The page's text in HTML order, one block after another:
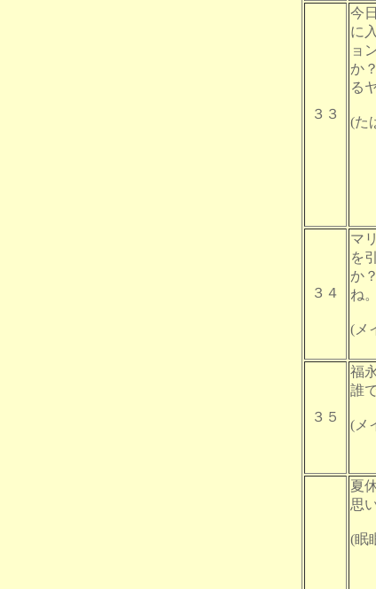
３３
今
に
ョ
か
る
(た
３４
マ
を
か
ね。
(メ
３５
福
誰
(メ
夏
思
(眠